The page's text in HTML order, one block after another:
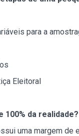
para a
Eleitoral
100% da realidade?
uma margem de